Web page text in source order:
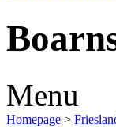
Menu
Homepage >